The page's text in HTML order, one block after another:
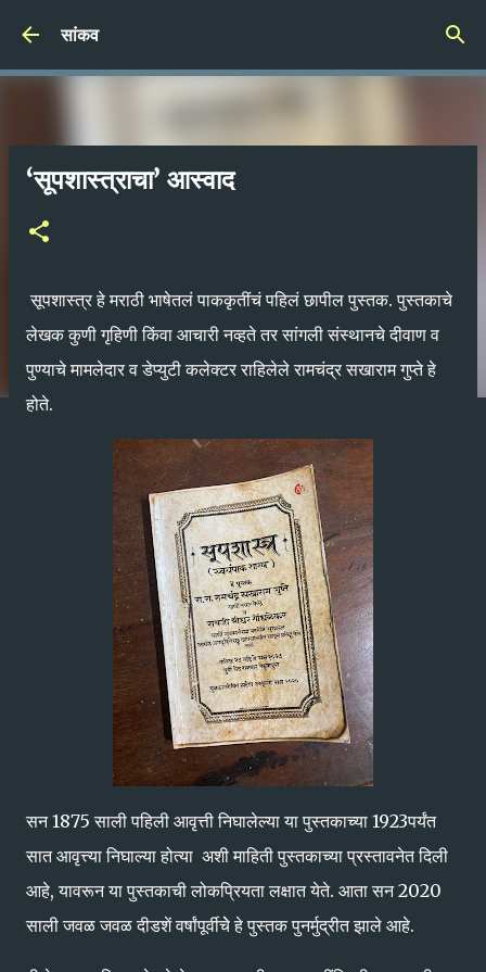
सांकव
‘सूपशास्त्राचा’ आस्वाद
सूपशास्त्र हे मराठी भाषेतलं पाककृतींचं पहिलं छापील पुस्तक. पुस्तकाचे
लेखक कुणी गृहिणी किंवा आचारी नव्हते तर सांगली संस्थानचे दीवाण व
पुण्याचे मामलेदार व डेप्युटी कलेक्टर राहिलेले रामचंद्र सखाराम गुप्ते हे
होते.
सन 1875 साली पहिली आवृत्ती निघालेल्या या पुस्तकाच्या 1923पर्यंत
सात आवृत्त्या निघाल्या होत्या अशी माहिती पुस्तकाच्या प्रस्तावनेत दिली
आहे, यावरून या पुस्तकाची लोकप्रियता लक्षात येते. आता सन 2020
साली जवळ जवळ दीडशें वर्षांपूर्वीचेे हे पुस्तक पुनर्मुद्रीत झाले आहे.